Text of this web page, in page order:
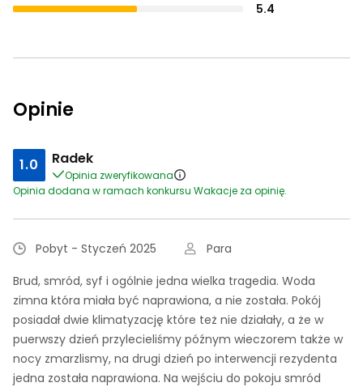
5.4
Opinie
1.0 Radek
Opinia zweryfikowana
Opinia dodana w ramach konkursu Wakacje za opinię.
Pobyt - Styczeń 2025
Para
Brud, smród, syf i ogólnie jedna wielka tragedia. Woda
zimna która miała być naprawiona, a nie została. Pokój
posiadał dwie klimatyzację które też nie działały, a że w
puerwszy dzień przylecieliśmy późnym wieczorem także w
nocy zmarzlismy, na drugi dzień po interwencji rezydenta
jedna została naprawiona. Na wejściu do pokoju smród